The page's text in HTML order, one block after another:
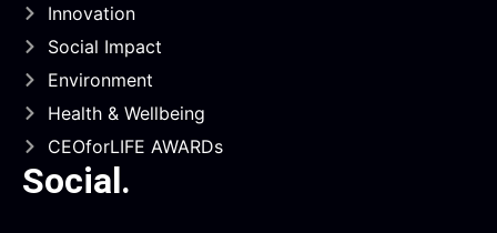
Innovation
Social Impact
Environment
Health & Wellbeing
CEOforLIFE AWARDs
Social.